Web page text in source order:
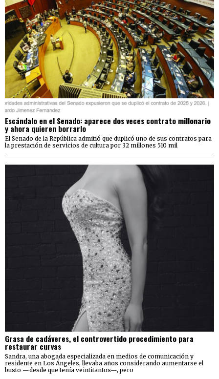
Escándalo en el Senado: aparece dos veces contrato millonario
y ahora quieren borrarlo
El Senado de la República admitió que duplicó uno de sus contratos para
la prestación de servicios de cultura por 32 millones 510 mil
Grasa de cadáveres, el controvertido procedimiento para
restaurar curvas
Sandra, una abogada especializada en medios de comunicación y
residente en Los Ángeles, llevaba años considerando aumentarse el
busto —desde que tenía veintitantos—, pero